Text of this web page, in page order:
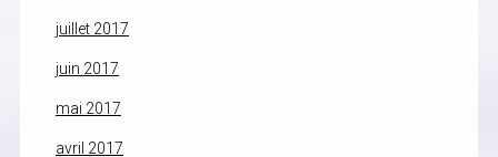
juillet 2017
juin 2017
mai 2017
avril 2017